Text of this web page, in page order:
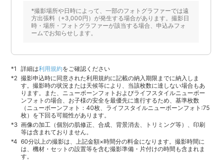
*撮影場所や日時によって、一部のフォトグラファーでは遠
方出張料（+3,000円）が発生する場合があります。撮影日
時・場所・フォトグラファーが該当する場合、申込みフォ
ームでお知らせします。
詳細は利用規約をご確認ください
撮影申込時に同意された利用規約に記載の納入期限までに納入しま
す。撮影時の状況または天候等により、当該枚数に達しない場合もあ
ります。また、ニューボーンフォトおよびライフスタイルニューボー
ンフォトの場合、お子様の安全を最優先に進行するため、基準枚数
（ニューボーンフォト：40枚、ライフスタイルニューボーンフォト:75
枚）を下回る可能性があります。
画像の加工（個別の肌修正、合成、背景消去、トリミング等）、印刷
等は含まれておりません。
60分以上の撮影は、上記金額×時間分の料金になります。撮影時間に
は、機材・セットの設置等を含む撮影準備・片付けの時間も含まれま
す。